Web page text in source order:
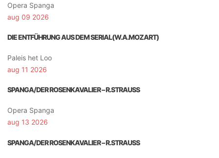
Opera Spanga
aug 09 2026
DIE ENTFÜHRUNG AUS DEM SERIAL(W.A.MOZART)
Paleis het Loo
aug 11 2026
SPANGA/DER ROSENKAVALIER – R.STRAUSS
Opera Spanga
aug 13 2026
SPANGA/DER ROSENKAVALIER – R.STRAUSS